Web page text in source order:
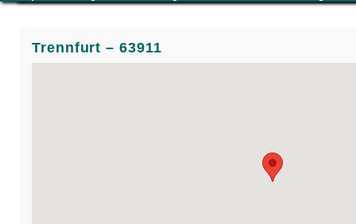
Trennfurt – 63911